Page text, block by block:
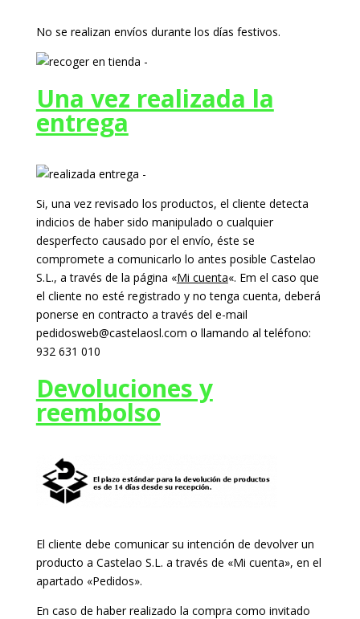
No se realizan envíos durante los días festivos.
Una vez realizada la
entrega
Si, una vez revisado los productos, el cliente detecta
indicios de haber sido manipulado o cualquier
desperfecto causado por el envío, éste se
compromete a comunicarlo lo antes posible Castelao
S.L., a través de la página «Mi cuenta«. Em el caso que
el cliente no esté registrado y no tenga cuenta, deberá
ponerse en contracto a través del e-mail
pedidosweb@castelaosl.com o llamando al teléfono:
932 631 010
Devoluciones y
reembolso
El cliente debe comunicar su intención de devolver un
producto a Castelao S.L. a través de «Mi cuenta», en el
apartado «Pedidos».
En caso de haber realizado la compra como invitado